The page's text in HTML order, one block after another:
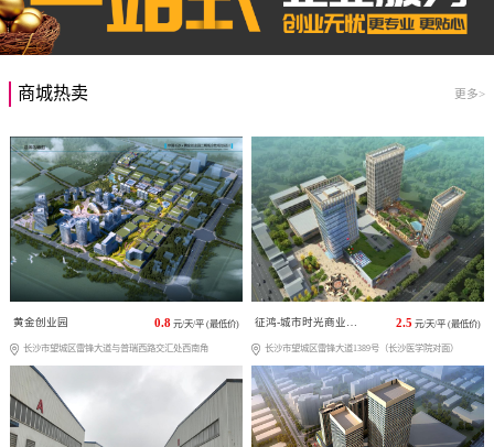
商城热卖 更多>
黄金创业园 0.8 元/天/平 (最低价)
长沙市望城区雷锋大道与普瑞西路交汇处西南角
征鸿-城市时光商业广场 2.5 元/天/平 (最低价)
长沙市望城区雷锋大道1389号（长沙医学院对面）